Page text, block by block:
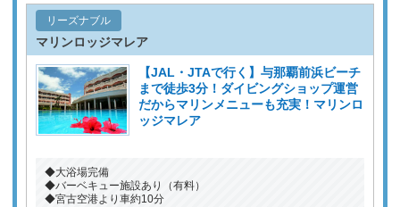
リーズナブル
マリンロッジマレア
【JAL・JTAで行く】与那覇前浜ビーチ
まで徒歩3分！ダイビングショップ運営
だからマリンメニューも充実！マリンロ
ッジマレア
◆大浴場完備
◆バーベキュー施設あり（有料）
◆宮古空港より車約10分